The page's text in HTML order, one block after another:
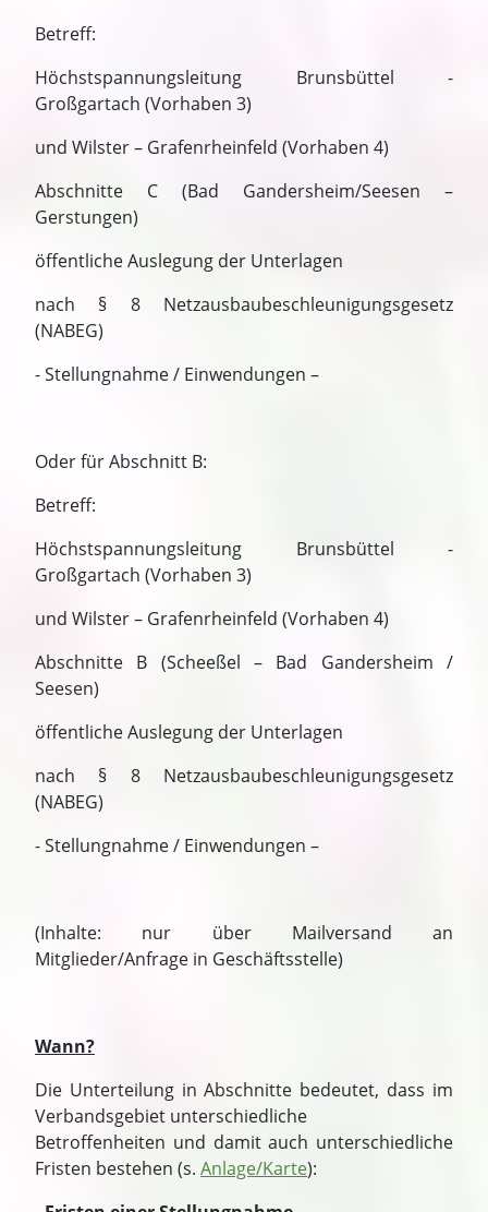
Betreff:
Höchstspannungsleitung Brunsbüttel -
Großgartach (Vorhaben 3)
und Wilster – Grafenrheinfeld (Vorhaben 4)
Abschnitte C (Bad Gandersheim/Seesen –
Gerstungen)
öffentliche Auslegung der Unterlagen
nach § 8 Netzausbaubeschleunigungsgesetz
(NABEG)
- Stellungnahme / Einwendungen –
Oder für Abschnitt B:
Betreff:
Höchstspannungsleitung Brunsbüttel -
Großgartach (Vorhaben 3)
und Wilster – Grafenrheinfeld (Vorhaben 4)
Abschnitte B (Scheeßel – Bad Gandersheim /
Seesen)
öffentliche Auslegung der Unterlagen
nach § 8 Netzausbaubeschleunigungsgesetz
(NABEG)
- Stellungnahme / Einwendungen –
(Inhalte: nur über Mailversand an
Mitglieder/Anfrage in Geschäftsstelle)
Wann?
Die Unterteilung in Abschnitte bedeutet, dass im
Verbandsgebiet unterschiedliche
Betroffenheiten und damit auch unterschiedliche
Fristen bestehen (s. Anlage/Karte):